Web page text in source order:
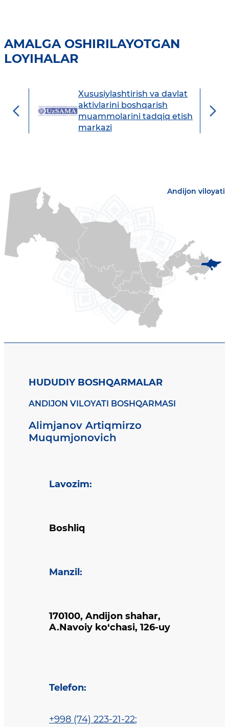
AMALGA OSHIRILAYOTGAN
LOYIHALAR
Xususiylashtirish va davlat
aktivlarini boshqarish
muammolarini tadqiq etish
markazi
Andijon viloyati
HUDUDIY BOSHQARMALAR
ANDIJON VILOYATI BOSHQARMASI
Alimjanov Artiqmirzo
Muqumjonovich
Lavozim:
Boshliq
Manzil :
170100, Andijon shahar,
A.Navoiy ko‘chasi, 126-uy
Telefon:
+998 (74) 223-21-22;